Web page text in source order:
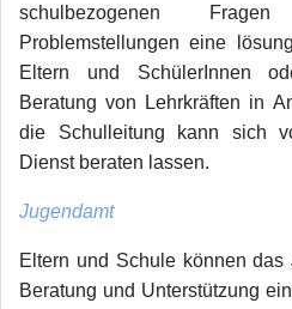
schulbezogenen
Problemstellungen eine
Eltern und SchülerInnen
Beratung von Lehrkräften in
die Schulleitung kann sich
Dienst beraten lassen.
Jugendamt
Eltern und Schule können
Beratung und Unterstützung